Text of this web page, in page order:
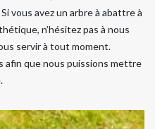
vous avez un arbre à abattre à
n’hésitez pas à nous
servir à tout moment.
afin que nous puissions mettre